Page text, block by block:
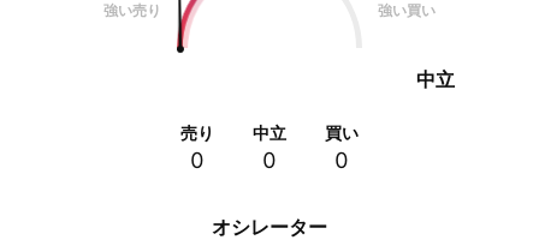
オシレーター
強い売り 強い買い
中立
売り
0
中立
0
買い
0